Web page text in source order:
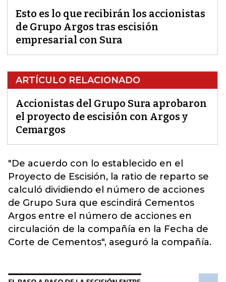
Esto es lo que recibirán los accionistas
de Grupo Argos tras escisión
empresarial con Sura
ARTÍCULO RELACIONADO
Accionistas del Grupo Sura aprobaron
el proyecto de escisión con Argos y
Cemargos
"De acuerdo con lo establecido en el
Proyecto de Escisión, la ratio de reparto se
calculó dividiendo el número de acciones
de Grupo Sura que escindirá Cementos
Argos entre el número de acciones en
circulación de la compañía en la Fecha de
Corte de Cementos", aseguró la compañía.